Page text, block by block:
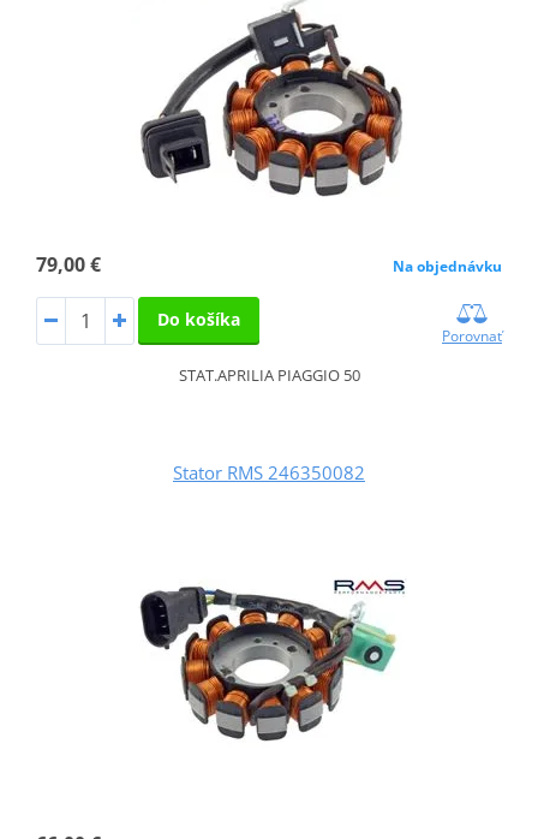
79,00 € Na objednávku
Do košíka
Porovnať
STAT.APRILIA PIAGGIO 50
Stator RMS 246350082